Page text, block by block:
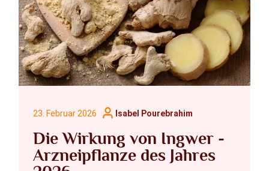
Die Wirkung von Ingwer -
Arzneipflanze des Jahres
23. Februar 2026 Isabel Pourebrahim